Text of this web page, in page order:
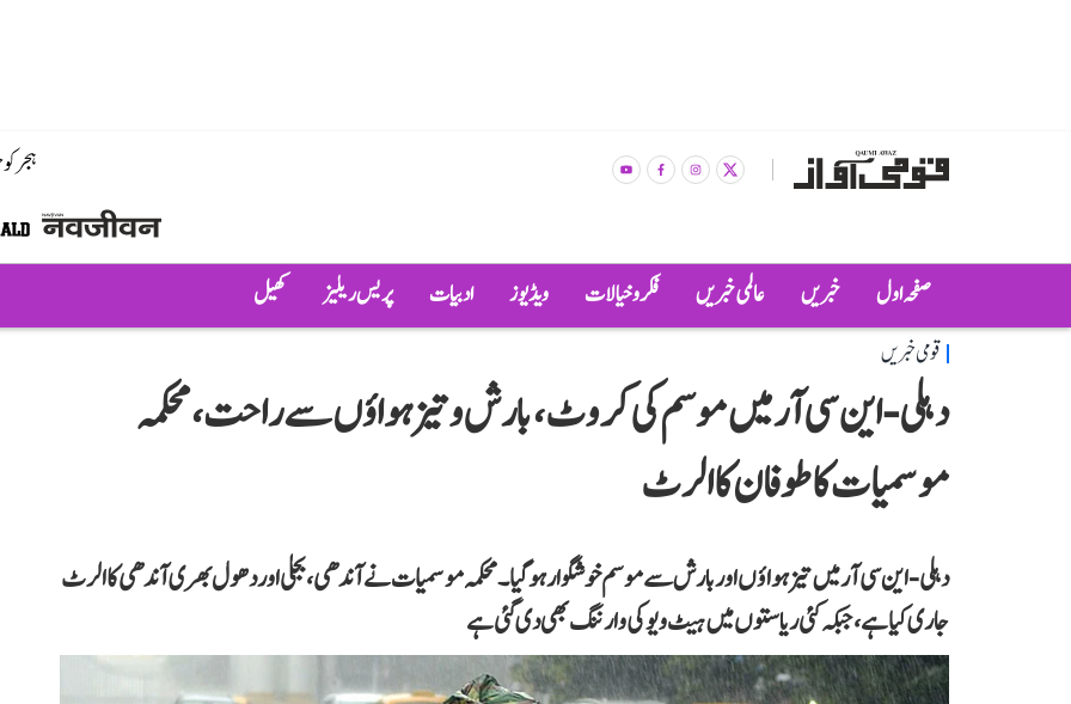
ہجر
صفحہ اول خبریں عالمی خبریں فکر و خیالات ویڈیوز ادبیات پریس ریلیز کھیل
قومی خبریں
دہلی-این سی آر میں موسم کی کروٹ، بارش و تیز ہواؤں سے راحت، محکمہ
موسمیات کا طوفان کا الرٹ
دہلی-این سی آر میں تیز ہواؤں اور بارش سے موسم خوشگوار ہو گیا۔ محکمہ موسمیات نے آندھی، بجلی اور دھول بھری آندھی کا الرٹ
جاری کیا ہے، جبکہ کئی ریاستوں میں ہیٹ ویو کی وارننگ بھی دی گئی ہے